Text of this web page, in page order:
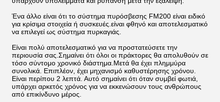
Ένα άλλο είναι ότι το σύστημα πυρόσβεσης FM200 είναι ειδικό
για κρίσιμα στοιχεία ή συσκευές.είναι φθηνό και αποτελεσματικό
να επιλεγεί ως σύστημα πυρκαγιάς.
Είναι πολύ αποτελεσματικό για να προστατεύσετε την
περιουσία σας.Σημαίνει ότι όλοι οι πράκτορες θα απολυθούν σε
τόσο σύντομο χρονικό διάστημα.Μετά θα έχει πλημμύρα
συνολικά. Επιπλέον, έχει μηχανισμό καθυστέρησης χρόνου.
Είναι περίπου 2 λεπτά. Αυτό σημαίνει ότι όταν συμβεί φωτιά,
υπάρχει αρκετός χρόνος για να εκκενώσουν τους ανθρώπους
από επικίνδυνο μέρος.